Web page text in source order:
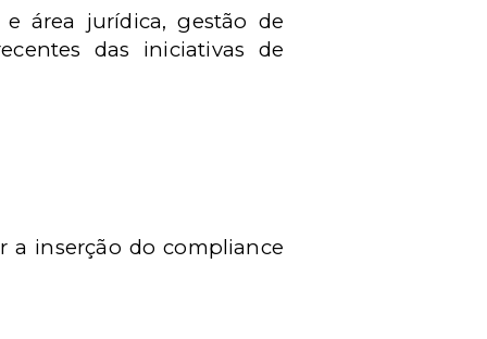
área jurídica, gestão de
das iniciativas de
a inserção do compliance